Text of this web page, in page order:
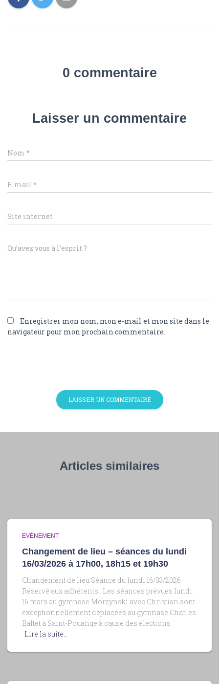
0 commentaire
Laisser un commentaire
Nom *
E-mail *
Site internet
Qu’avez vous à l’esprit ?
Enregistrer mon nom, mon e-mail et mon site dans le
navigateur pour mon prochain commentaire.
Articles similaires
EVÈNEMENT
Changement de lieu – séances du lundi
16/03/2026 à 17h00, 18h15 et 19h30
Changement de lieu Séance du lundi 16/03/2026
Réservé aux adhérents : Les séances prévues lundi
16 mars au gymnase Morzynski avec Christian sont
exceptionnellement déplacées au gymnase Charles
Baltet à Saint-Pouange à cause des élections
Lire la suite…